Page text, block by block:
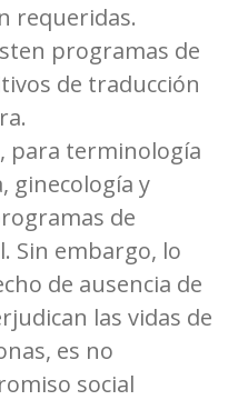
requeridas.
programas de
de traducción
para terminología
ginecología y
de
Sin embargo, lo
de ausencia de
las vidas de
es no
social